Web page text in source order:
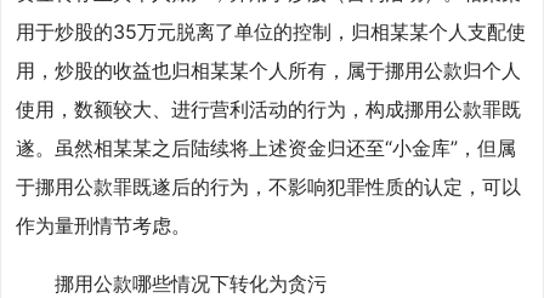
用于炒股的35万元脱离了单位的控制，归相某某个人支配使
用，炒股的收益也归相某某个人所有，属于挪用公款归个人
使用，数额较大、进行营利活动的行为，构成挪用公款罪既
遂。虽然相某某之后陆续将上述资金归还至“小金库”，但属
于挪用公款罪既遂后的行为，不影响犯罪性质的认定，可以
作为量刑情节考虑。
挪用公款哪些情况下转化为贪污